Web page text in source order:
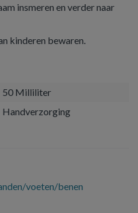
insmeren en verder naar
kinderen bewaren.
50 Milliliter
Handverzorging
voeten/benen